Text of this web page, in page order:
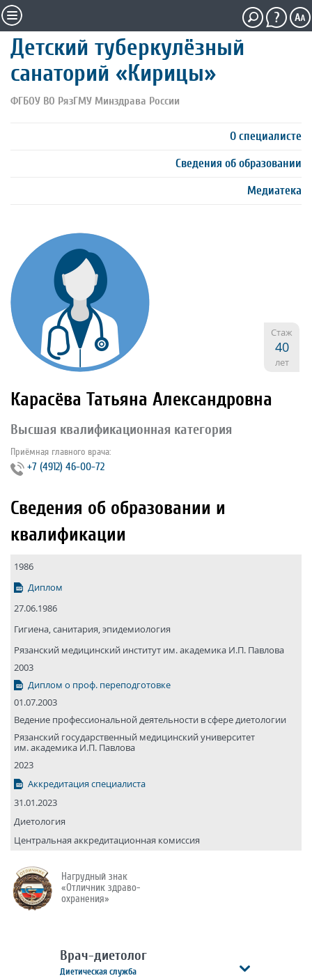
Детский туберкулёзный
санаторий «Кирицы»
ФГБОУ ВО РязГМУ Минздрава России
О специалисте
Сведения об образовании
Медиатека
Стаж
40
лет
Карасёва Татьяна Александровна
Высшая квалификационная категория
Приёмная главного врача:
+7 (4912) 46-00-72
Сведения об образовании и
квалификации
1986
Диплом
27.06.1986
Гигиена, санитария, эпидемиология
Рязанский медицин­ский институт им. академика И.П. Павлова
2003
Диплом о проф. переподготовке
01.07.2003
Ведение профессиональной деятельности в сфере диетологии
Рязанский государствен­ный медицин­ский универси­тет
им. академика И.П. Павлова
2023
Аккредитация специалиста
31.01.2023
Диетология
Центральная аккредитационная комиссия
Нагрудный знак
«Отличник здраво­
охранения»
Врач-диетолог
Диетическая служба